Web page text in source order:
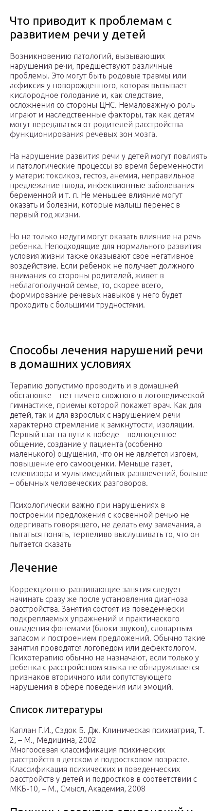
Что приводит к проблемам с
развитием речи у детей
Возникновению патологий, вызывающих
нарушения речи, предшествуют различные
проблемы. Это могут быть родовые травмы или
асфиксия у новорожденного, которая вызывает
кислородное голодание и, как следствие,
осложнения со стороны ЦНС. Немаловажную роль
играют и наследственные факторы, так как детям
могут передаваться от родителей расстройства
функционирования речевых зон мозга.
На нарушение развития речи у детей могут повлиять
и патологические процессы во время беременности
у матери: токсикоз, гестоз, анемия, неправильное
предлежание плода, инфекционные заболевания
беременной и т. п. Не меньшее влияние могут
оказать и болезни, которые малыш перенес в
первый год жизни.
Но не только недуги могут оказать влияние на речь
ребенка. Неподходящие для нормального развития
условия жизни также оказывают свое негативное
воздействие. Если ребенок не получает должного
внимания со стороны родителей, живет в
неблагополучной семье, то, скорее всего,
формирование речевых навыков у него будет
проходить с большими трудностями.
Способы лечения нарушений речи
в домашних условиях
Терапию допустимо проводить и в домашней
обстановке – нет ничего сложного в логопедической
гимнастике, приемы которой покажет врач. Как для
детей, так и для взрослых с нарушением речи
характерно стремление к замкнутости, изоляции.
Первый шаг на пути к победе – полноценное
общение, создание у пациента (особенно
маленького) ощущения, что он не является изгоем,
повышение его самооценки. Меньше газет,
телевизора и мультимедийных развлечений, больше
– обычных человеческих разговоров.
Психологически важно при нарушениях в
построении предложения с косвенной речью не
одергивать говорящего, не делать ему замечания, а
пытаться понять, терпеливо выслушивать то, что он
пытается сказать
Лечение
Коррекционно-развивающие занятия следует
начинать сразу же после установления диагноза
расстройства. Занятия состоят из поведенчески
подкрепляемых упражнений и практического
овладения фонемами (блоки звуков), словарным
запасом и построением предложений. Обычно такие
занятия проводятся логопедом или дефектологом.
Психотерапию обычно не назначают, если только у
ребенка с расстройством языка не обнаруживается
признаков вторичного или сопутствующего
нарушения в сфере поведения или эмоций.
Список литературы
Каплан Г.И., Сэдок Б. Дж. Клиническая психиатрия, Т.
2, – М., Медицина, 2002
Многоосевая классификация психических
расстройств в детском и подростковом возрасте.
Классификация психических и поведенческих
расстройств у детей и подростков в соответствии с
МКБ-10, – М., Смысл, Академия, 2008